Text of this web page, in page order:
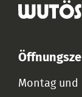
Montag und